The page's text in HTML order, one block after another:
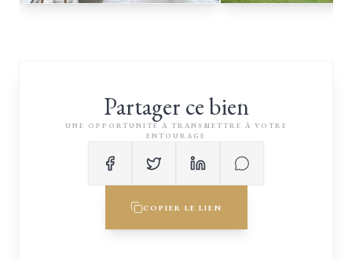
Partager ce bien
UNE OPPORTUNITÉ À TRANSMETTRE À VOTRE
ENTOURAGE
COPIER LE LIEN